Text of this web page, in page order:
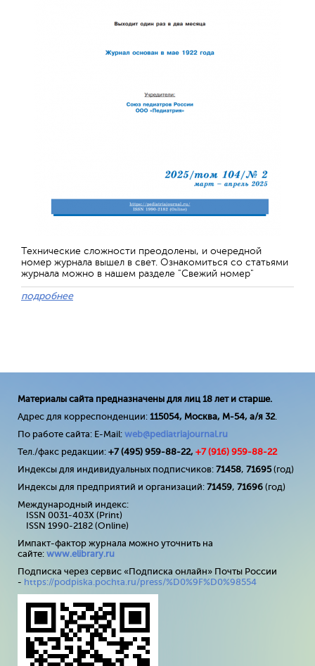
Технические сложности преодолены, и очередной
номер журнала вышел в свет. Ознакомиться со статьями
журнала можно в нашем разделе "Свежий номер"
подробнее
Материалы сайта предназначены для лиц 18 лет и старше.
Адрес для корреспонденции: 115054, Москва, М-54, а/я 32.
По работе сайта: E-Mail: web@pediatriajournal.ru
Тел./факс редакции: +7 (495) 959-88-22, +7 (916) 959-88-22
Индексы для индивидуальных подписчиков: 71458, 71695(год)
Индексы для предприятий и организаций: 71459, 71696 (год)
Международный индекс:
ISSN 0031-403X (Print)
ISSN 1990-2182 (Online)
Импакт-фактор журнала можно уточнить на
сайте: www.elibrary.ru
Подписка через сервис «Подписка онлайн» Почты России
- https://podpiska.pochta.ru/press/%D0%9F%D0%98554